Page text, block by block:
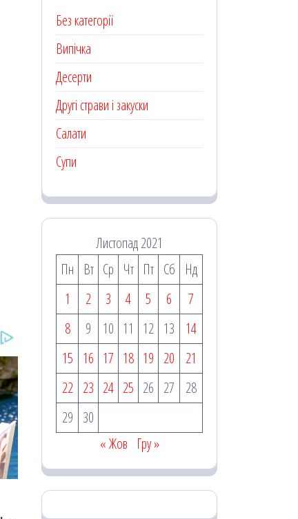
Без категорії
Випічка
Десерти
Другі страви і закуски
Салати
Супи
Листопад 2021
Пн
Вт Ср Чт Пт Сб
Нд
1
2 3 4 5 6
7
8
9 10 11 12 13
14
15 16 17 18 19 20
21
22 23 24 25 26 27
28
29 30
« Жов Гру »